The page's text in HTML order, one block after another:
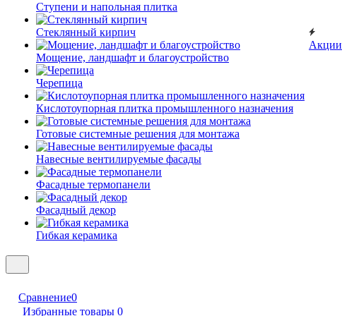
Ступени и напольная плитка
Cтеклянный кирпич
Мощение, ландшафт и благоустройство
Черепица
Кислотоупорная плитка промышленного назначения
Готовые системные решения для монтажа
Навесные вентилируемые фасады
Фасадные термопанели
Фасадный декор
Гибкая керамика
Акции
Сравнение0
Избранные товары 0